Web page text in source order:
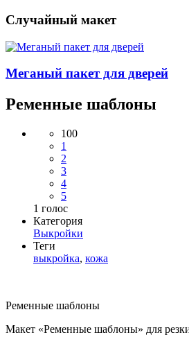
Случайный макет
Меганый пакет для дверей
Ременные шаблоны
100
1
2
3
4
5
1 голос
Категория
Выкройки
Теги
выкройка, кожа
Ременные шаблоны
Макет «Ременные шаблоны» для